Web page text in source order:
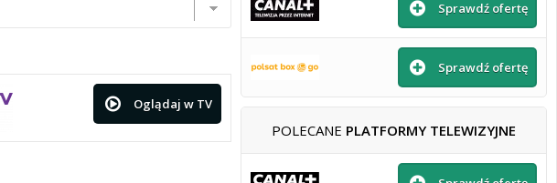
Oglądaj w TV
Sprawdź ofertę
Sprawdź ofertę
POLECANE PLATFORMY TELEWIZYJNE